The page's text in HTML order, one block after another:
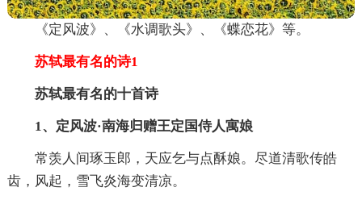
《定风波》、《水调歌头》、《蝶恋花》等。
苏轼最有名的诗1
苏轼最有名的十首诗
1、定风波·南海归赠王定国侍人寓娘
常羡人间琢玉郎，天应乞与点酥娘。尽道清歌传皓
齿，风起，雪飞炎海变清凉。